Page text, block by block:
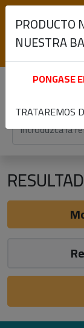
Lunes a
PRODUCTO
NUESTRA
PONGASE
TRATAREMOS